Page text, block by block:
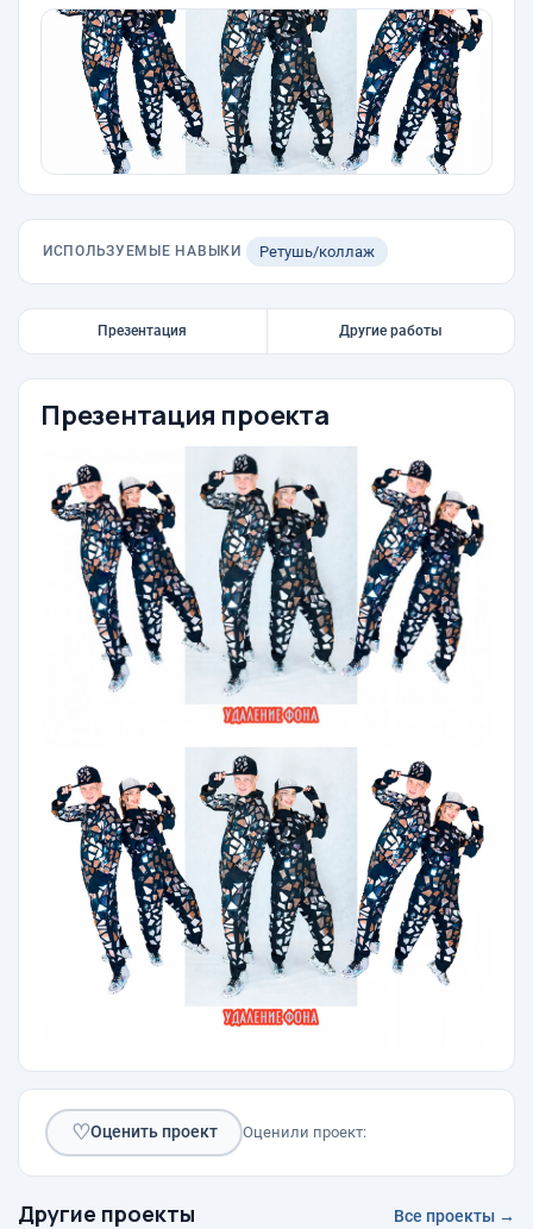
ИСПОЛЬЗУЕМЫЕ НАВЫКИ Ретушь/коллаж
Презентация Другие работы
Презентация проекта
♡Оценить проект Оценили проект:
Другие проекты Все проекты →